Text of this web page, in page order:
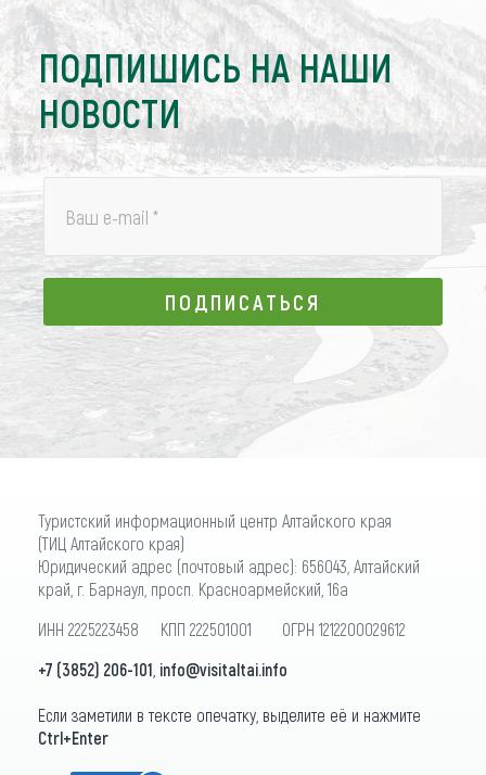
ПОДПИШИСЬ НА НАШИ
НОВОСТИ
Ваш e-mail *
ПОДПИСАТЬСЯ
ПОДПИСАТЬСЯ
Туристский информационный центр Алтайского края
(ТИЦ Алтайского края)
Юридический адрес (почтовый адрес): 656043, Алтайский
край, г. Барнаул, просп. Красноармейский, 16а
ИНН 2225223458 КПП 222501001 ОГРН 1212200029612
+7 (3852) 206-101 info@visitaltai.info
Если заметили в тексте опечатку, выделите её и нажмите
Ctrl+Enter